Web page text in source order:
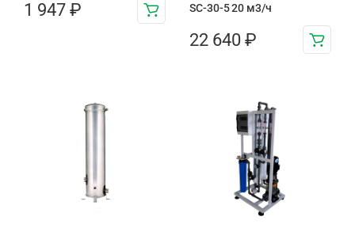
1 947 ₽ SC-30-5 20 м3/ч
22 640 ₽